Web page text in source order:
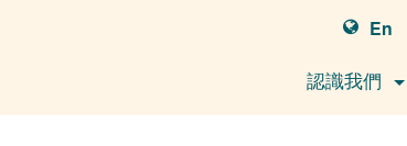
En
認識我們